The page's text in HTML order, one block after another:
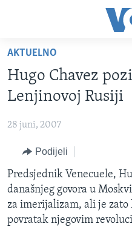
glavni
sadržaj
Pređi
na
glavnu
navigaciju
pretragu
TV PROGRAM
VIDEO
FOTOGRAFIJE DANA
VIJESTI
SJEDINJENE AMERIČKE
BOSNA I HERCEGOVINA
SVIJET
NAUKA I TEHNOLOGIJA
SPECIJALNI PROJEKTI
KORUPCIJA
SLOBODA MEDIJA
AKTUELNO
Hugo Chavez
Lenjinovoj Rusiji
28 juni, 2007
Podijeli
Predsjednik Venecuele,
današnjeg govora u
za imerijalizam, ali je zato
povratak njegovim